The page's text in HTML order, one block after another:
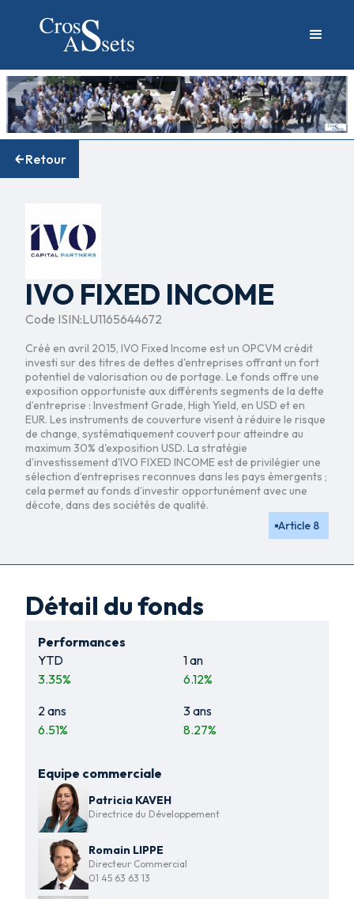
Retour
IVO FIXED INCOME
Code ISIN:LU1165644672
Créé en avril 2015, IVO Fixed Income est un OPCVM crédit
investi sur des titres de dettes d'entreprises offrant un fort
potentiel de valorisation ou de portage. Le fonds offre une
exposition opportuniste aux différents segments de la dette
d’entreprise : Investment Grade, High Yield, en USD et en
EUR. Les instruments de couverture visent à réduire le risque
de change, systématiquement couvert pour atteindre au
maximum 30% d'exposition USD. La stratégie
d’investissement d'IVO FIXED INCOME est de privilégier une
sélection d’entreprises reconnues dans les pays émergents ;
cela permet au fonds d’investir opportunément avec une
décote, dans des sociétés de qualité.
Article 8
Détail du fonds
Performances
YTD
3.35%
1 an
6.12%
2 ans
6.51%
3 ans
8.27%
Equipe commerciale
Patricia KAVEH
Directrice du Développement
Romain LIPPE
Directeur Commercial
01 45 63 63 13